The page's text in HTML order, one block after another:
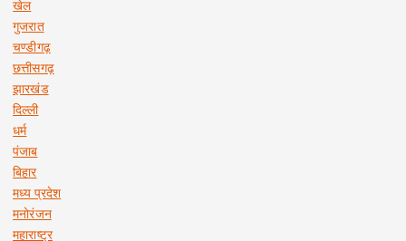
खेल
गुजरात
चण्डीगढ़
छत्तीसगढ़
झारखंड
दिल्ली
धर्म
पंजाब
बिहार
मध्य प्रदेश
मनोरंजन
महाराष्ट्र